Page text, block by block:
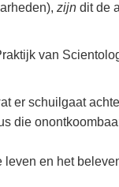
zijn dit de
van
er schuilgaat
die
leven en het